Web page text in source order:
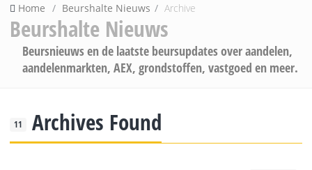
Home Beurshalte Nieuws Archive
Beurshalte Nieuws
Beursnieuws en de laatste beursupdates over aandelen,
aandelenmarkten, AEX, grondstoffen, vastgoed en meer.
11 Archives Found